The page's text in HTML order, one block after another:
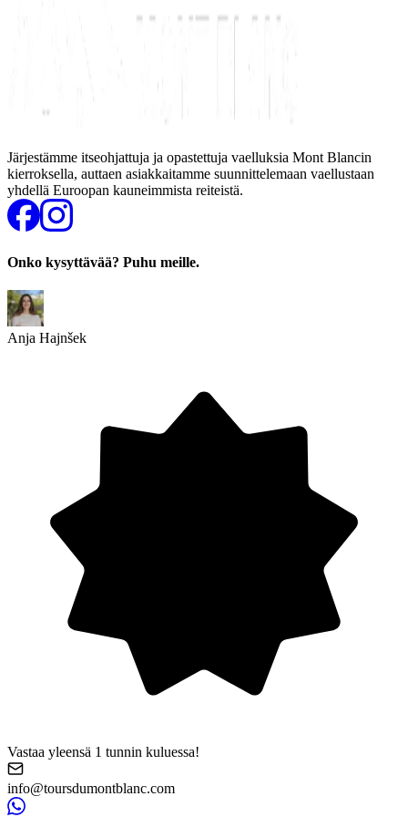
Järjestämme itseohjattuja ja opastettuja vaelluksia Mont Blancin
kierroksella, auttaen asiakkaitamme suunnittelemaan vaellustaan
yhdellä Euroopan kauneimmista reiteistä.
Onko kysyttävää? Puhu meille.
Anja Hajnšek
Vastaa yleensä 1 tunnin kuluessa!
info@toursdumontblanc.com